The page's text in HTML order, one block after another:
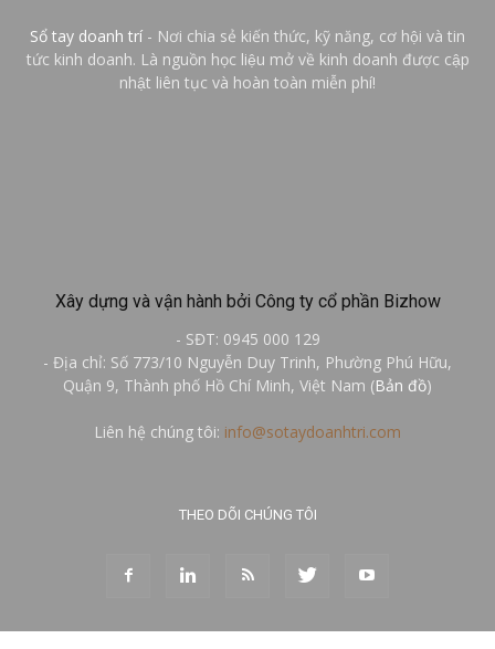
Sổ tay doanh trí - Nơi chia sẻ kiến thức, kỹ năng, cơ hội và tin
tức kinh doanh. Là nguồn học liệu mở về kinh doanh được cập
nhật liên tục và hoàn toàn miễn phí!
Xây dựng và vận hành bởi Công ty cổ phần Bizhow
- SĐT: 0945 000 129
- Địa chỉ: Số 773/10 Nguyễn Duy Trinh, Phường Phú Hữu,
Quận 9, Thành phố Hồ Chí Minh, Việt Nam (Bản đồ)
Liên hệ chúng tôi: info@sotaydoanhtri.com
THEO DÕI CHÚNG TÔI